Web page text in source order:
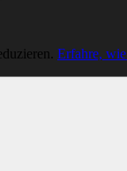
Erfahre,